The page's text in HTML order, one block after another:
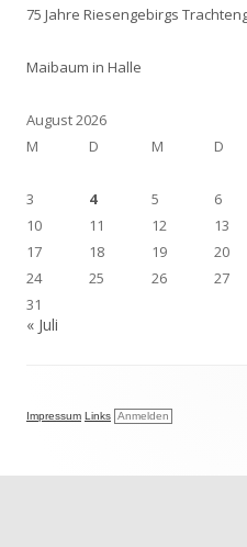
75 Jahre Riesengebirgs
Maibaum in Halle
August 2026
M
D M D
3
4 5 6
10
11 12 13
17
18 19 20
24
25 26 27
31
« Juli
Impressum Links Anmelden